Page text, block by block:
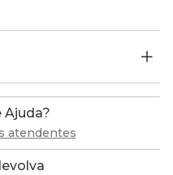
Ajuda?
atendentes